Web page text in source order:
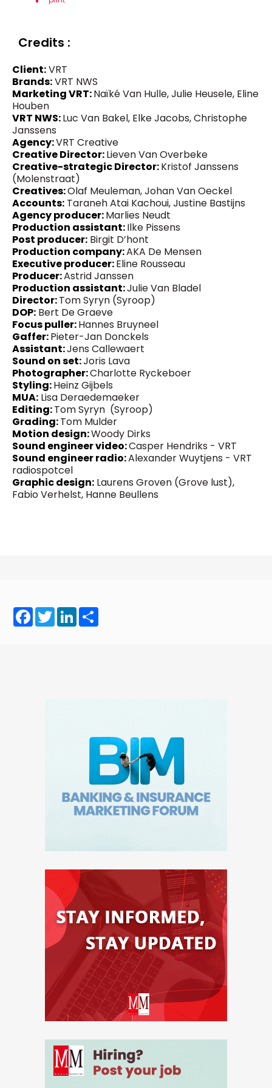
Credits :
Client:VRT
Brands:VRT NWS
Marketing VRT:Naïké Van Hulle, Julie Heusele, Eline
Houben
VRT NWS:Luc Van Bakel, Elke Jacobs, Christophe
Janssens
Agency:VRT Creative
Creative Director:Lieven Van Overbeke
Creative-strategic Director:Kristof Janssens
(Molenstraat)
Creatives:Olaf Meuleman, Johan Van Oeckel
Accounts: Taraneh Atai Kachoui, Justine Bastijns
Agency producer:Marlies Neudt
Production assistant:Ilke Pissens
Post producer: Birgit D’hont
Production company:AKA De Mensen
Executive producer:Eline Rousseau
Producer:Astrid Janssen
Production assistant:Julie Van Bladel
Director:Tom Syryn (Syroop)
DOP: Bert De Graeve
Focus puller:Hannes Bruyneel
Gaffer:Pieter-Jan Donckels
Assistant:Jens Callewaert
Sound on set:Joris Lava
Photographer:Charlotte Ryckeboer
Styling:Heinz Gijbels
MUA: Lisa Deraedemaeker
Editing:Tom Syryn (Syroop)
Grading:Tom Mulder
Motion design:Woody Dirks
Sound engineer video:Casper Hendriks - VRT
Sound engineer radio:Alexander Wuytjens - VRT
radiospotcel
Graphic design: Laurens Groven (Grove lust),
Fabio Verhelst, Hanne Beullens
Facebook
TwitterLinkedIn